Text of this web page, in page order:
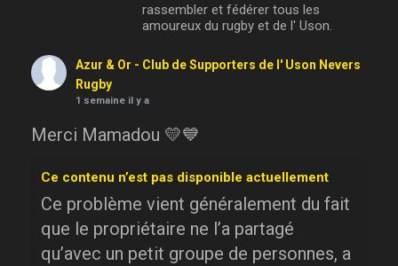
rassembler et fédérer tous les
amoureux du rugby et de l' Uson.
Azur & Or - Club de Supporters de l' Uson Nevers
Rugby
1 semaine il y a
Merci Mamadou 💛💙
Ce contenu n’est pas disponible actuellement
Ce problème vient généralement du fait
que le propriétaire ne l’a partagé
qu’avec un petit groupe de personnes, a